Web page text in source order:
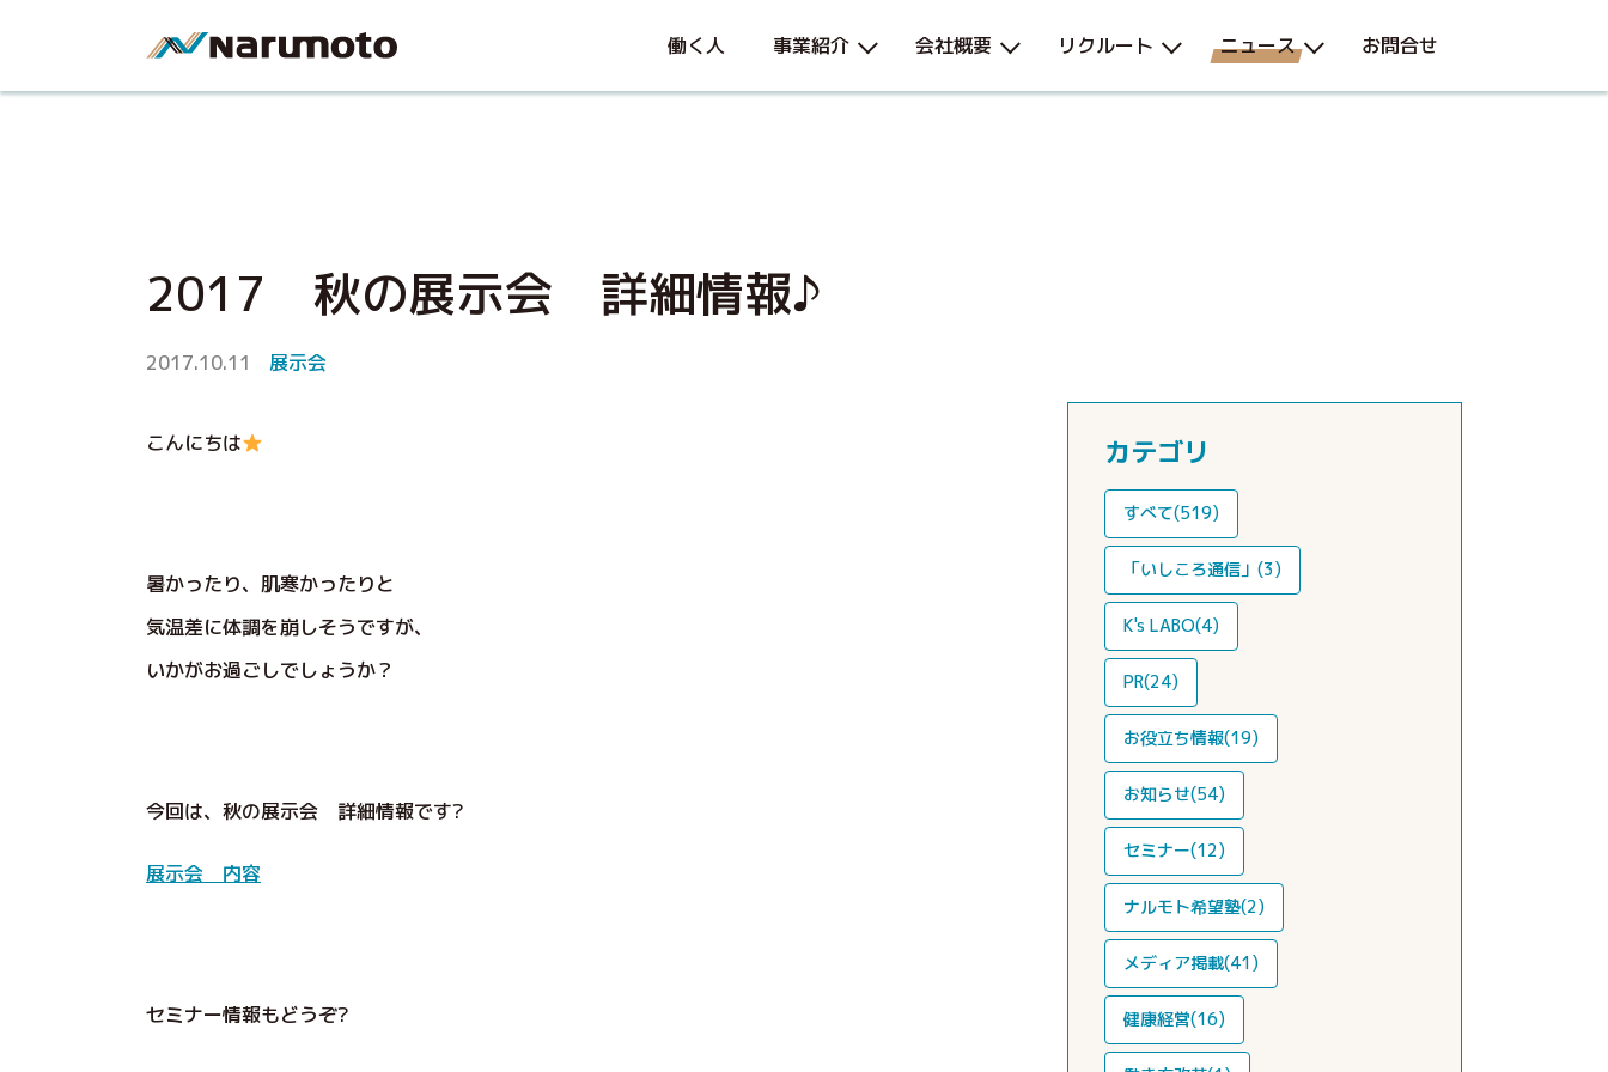
働く人 事業紹介 会社概要 リクルート ニュース お問合せ
2017 秋の展示会 詳細情報♪
2017.10.11 展示会
こんにちは
暑かったり、肌寒かったりと
気温差に体調を崩しそうですが、
いかがお過ごしでしょうか？
今回は、秋の展示会 詳細情報です?
展示会 内容
セミナー情報もどうぞ?
カテゴリ
すべて(519)
「いしころ通信」(3)
K's LABO(4)
PR(24)
お役立ち情報(19)
お知らせ(54)
セミナー(12)
ナルモト希望塾(2)
メディア掲載(41)
健康経営(16)